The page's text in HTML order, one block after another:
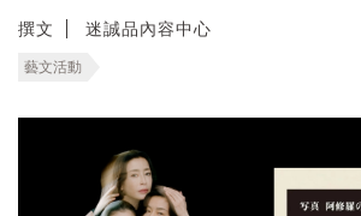
撰文 迷誠品內容中心
藝文活動